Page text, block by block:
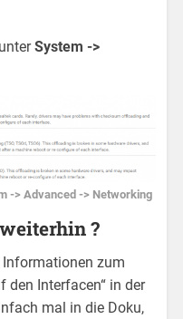
System ->
-> Advanced -> Networking
?
zum
den Interfacen“ in der
mal in die Doku,